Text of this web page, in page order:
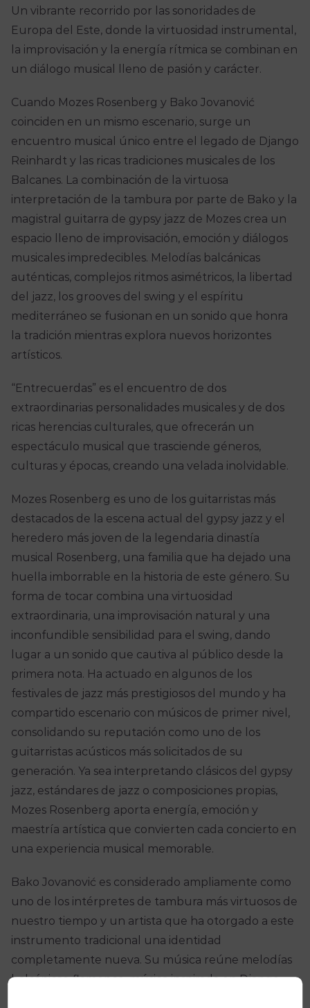
Un vibrante recorrido por las sonoridades de
Europa del Este, donde la virtuosidad instrumental,
la improvisación y la energía rítmica se combinan en
un diálogo musical lleno de pasión y carácter.
Cuando Mozes Rosenberg y Bako Jovanović
coinciden en un mismo escenario, surge un
encuentro musical único entre el legado de Django
Reinhardt y las ricas tradiciones musicales de los
Balcanes. La combinación de la virtuosa
interpretación de la tambura por parte de Bako y la
magistral guitarra de gypsy jazz de Mozes crea un
espacio lleno de improvisación, emoción y diálogos
musicales impredecibles. Melodías balcánicas
auténticas, complejos ritmos asimétricos, la libertad
del jazz, los grooves del swing y el espíritu
mediterráneo se fusionan en un sonido que honra
la tradición mientras explora nuevos horizontes
artísticos.
“Entrecuerdas” es el encuentro de dos
extraordinarias personalidades musicales y de dos
ricas herencias culturales, que ofrecerán un
espectáculo musical que trasciende géneros,
culturas y épocas, creando una velada inolvidable.
Mozes Rosenberg es uno de los guitarristas más
destacados de la escena actual del gypsy jazz y el
heredero más joven de la legendaria dinastía
musical Rosenberg, una familia que ha dejado una
huella imborrable en la historia de este género. Su
forma de tocar combina una virtuosidad
extraordinaria, una improvisación natural y una
inconfundible sensibilidad para el swing, dando
lugar a un sonido que cautiva al público desde la
primera nota. Ha actuado en algunos de los
festivales de jazz más prestigiosos del mundo y ha
compartido escenario con músicos de primer nivel,
consolidando su reputación como uno de los
guitarristas acústicos más solicitados de su
generación. Ya sea interpretando clásicos del gypsy
jazz, estándares de jazz o composiciones propias,
Mozes Rosenberg aporta energía, emoción y
maestría artística que convierten cada concierto en
una experiencia musical memorable.
Bako Jovanović es considerado ampliamente como
uno de los intérpretes de tambura más virtuosos de
nuestro tiempo y un artista que ha otorgado a este
instrumento tradicional una identidad
completamente nueva. Su música reúne melodías
balcánicas, flamenco, música inspirada en Django